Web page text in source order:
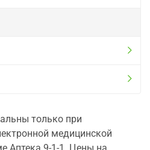
только при
медицинской